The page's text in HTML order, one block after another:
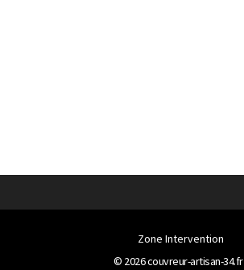
Zone Intervention
© 2026couvreur-artisan-34.fr